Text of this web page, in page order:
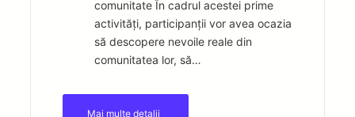
comunitate În cadrul acestei prime
activități, participanții vor avea ocazia
să descopere nevoile reale din
comunitatea lor, să…
Mai multe detalii